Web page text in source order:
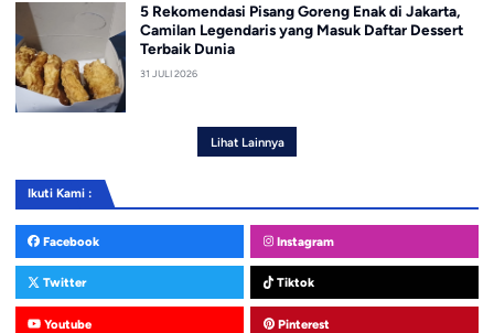
5 Rekomendasi Pisang Goreng Enak di Jakarta,
Camilan Legendaris yang Masuk Daftar Dessert
Terbaik Dunia
31 JULI 2026
Lihat Lainnya
Ikuti Kami :
Facebook Instagram
Twitter Tiktok
Youtube Pinterest